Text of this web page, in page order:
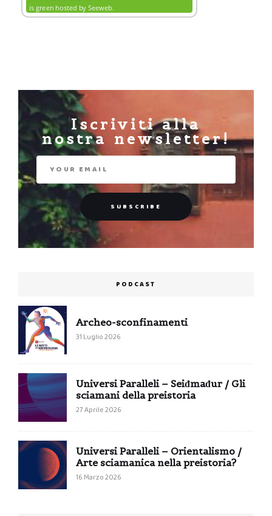
Iscriviti alla
nostra newsletter!
PODCAST
Archeo-sconfinamenti
31 Luglio 2026
Universi Paralleli – Seiđmađur / Gli
sciamani della preistoria
27 Aprile 2026
Universi Paralleli – Orientalismo /
Arte sciamanica nella preistoria?
16 Marzo 2026